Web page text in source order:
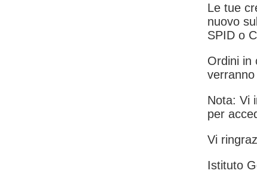
Le tue
nuovo
SPID o
Ordini in
Nota: Vi
per
Vi
Istituto